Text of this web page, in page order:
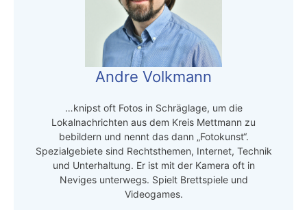
Andre Volkmann
…knipst oft Fotos in Schräglage, um die
Lokalnachrichten aus dem Kreis Mettmann zu
bebildern und nennt das dann „Fotokunst“.
Spezialgebiete sind Rechtsthemen, Internet, Technik
und Unterhaltung. Er ist mit der Kamera oft in
Neviges unterwegs. Spielt Brettspiele und
Videogames.